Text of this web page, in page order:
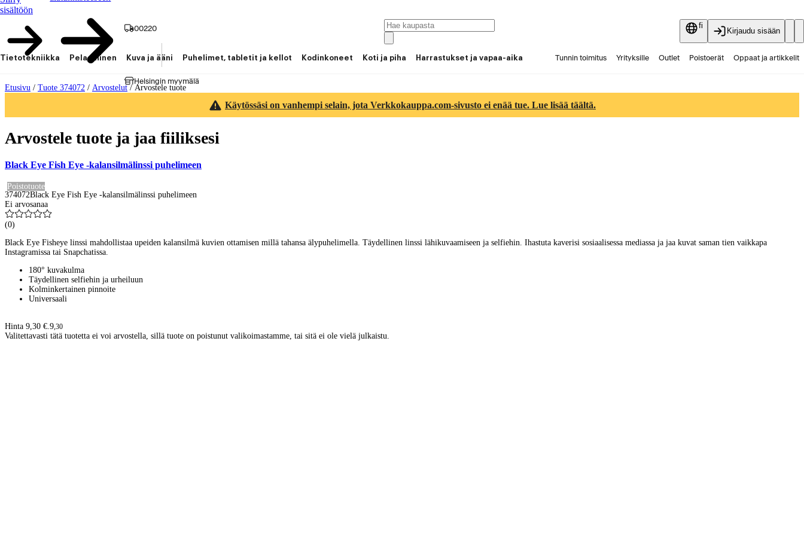
sisältöön
00220
Helsingin myymälä
fi
Kirjaudu sisään
Tietotekniikka Pelaaminen Kuva ja ääni Puhelimet, tabletit ja kellot Kodinkoneet Koti ja piha Harrastukset ja vapaa-aika Tunnin toimitus Yrityksille Outlet Poistoerät Oppaat ja artikkelit
Etusivu / Tuote 374072 / Arvostelut/ Arvostele tuote
Käytössäsi on vanhempi selain, jota Verkkokauppa.com-sivusto ei enää tue. Lue lisää täältä.
Arvostele tuote ja jaa fiiliksesi
Black Eye Fish Eye -kalansilmälinssi puhelimeen
Poistotuote
374072Black Eye Fish Eye -kalansilmälinssi puhelimeen
Ei arvosanaa
(0)
Black Eye Fisheye linssi mahdollistaa upeiden kalansilmä kuvien ottamisen millä tahansa älypuhelimella. Täydellinen linssi lähikuvaamiseen ja selfiehin. Ihastuta kaverisi sosiaalisessa mediassa ja jaa kuvat saman tien vaikkapa
Instagramissa tai Snapchatissa.
180° kuvakulma
Täydellinen selfiehin ja urheiluun
Kolminkertainen pinnoite
Universaali
Hinta 9,30 €.9,30
Valitettavasti tätä tuotetta ei voi arvostella, sillä tuote on poistunut valikoimastamme, tai sitä ei ole vielä julkaistu.